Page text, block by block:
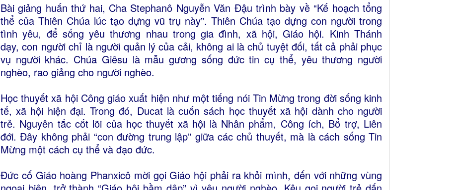
Bài giảng huấn thứ hai, Cha Stephanô Nguyễn Văn Đậu trình bày về “Kế hoạch tổng
thể của Thiên Chúa lúc tạo dựng vũ trụ này”. Thiên Chúa tạo dựng con người trong
tình yêu, để sống yêu thương nhau trong gia đình, xã hội, Giáo hội. Kinh Thánh
dạy, con người chỉ là người quản lý của cải, không ai là chủ tuyệt đối, tất cả phải phục
vụ người khác. Chúa Giêsu là mẫu gương sống đức tin cụ thể, yêu thương người
nghèo, rao giảng cho người nghèo.
Học thuyết xã hội Công giáo xuất hiện như một tiếng nói Tin Mừng trong đời sống kinh
tế, xã hội hiện đại. Trong đó, Ducat là cuốn sách học thuyết xã hội dành cho người
trẻ. Nguyên tắc cốt lõi của học thuyết xã hội là Nhân phẩm, Công ích, Bổ trợ, Liên
đới. Đây không phải “con đường trung lập” giữa các chủ thuyết, mà là cách sống Tin
Mừng một cách cụ thể và đạo đức.
Đức cố Giáo hoàng Phanxicô mời gọi Giáo hội phải ra khỏi mình, đến với những vùng